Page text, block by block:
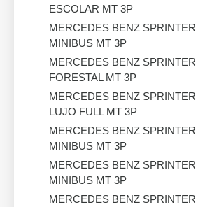
ESCOLAR MT 3P
MERCEDES BENZ SPRINTER
MINIBUS MT 3P
MERCEDES BENZ SPRINTER
FORESTAL MT 3P
MERCEDES BENZ SPRINTER
LUJO FULL MT 3P
MERCEDES BENZ SPRINTER
MINIBUS MT 3P
MERCEDES BENZ SPRINTER
MINIBUS MT 3P
MERCEDES BENZ SPRINTER